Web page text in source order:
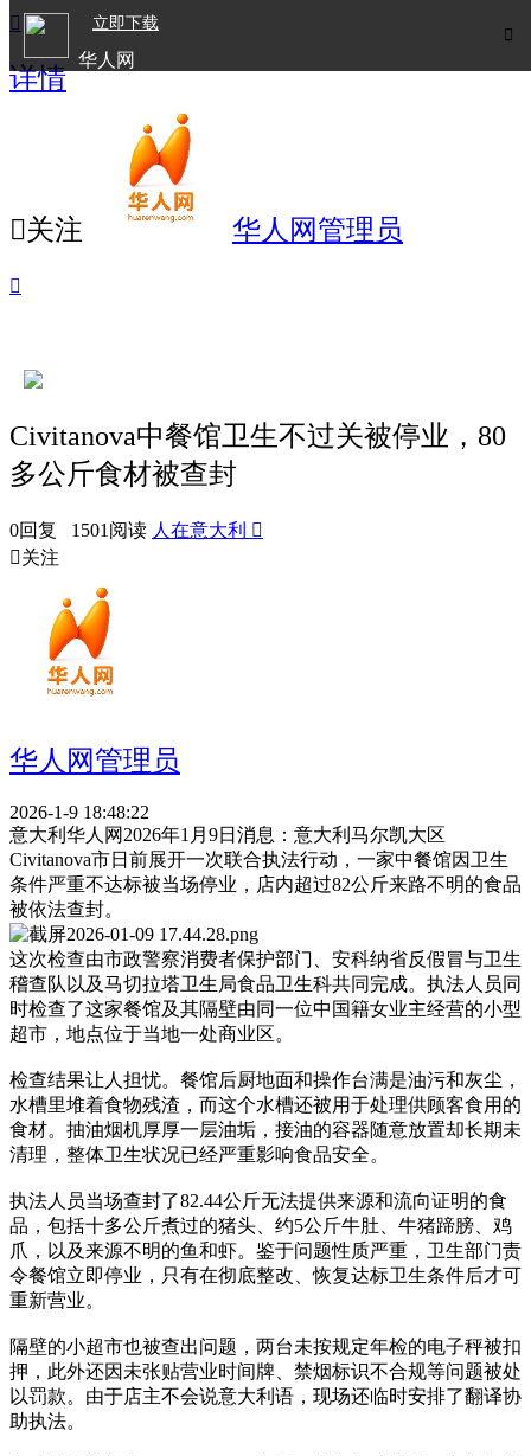

立即下载
华人网

详情
关注 华人网管理员

Civitanova中餐馆卫生不过关被停业，80
多公斤食材被查封
0回复 1501阅读 人在意大利 
关注
华人网管理员
2026-1-9 18:48:22
意大利华人网2026年1月9日消息：意大利马尔凯大区
Civitanova市日前展开一次联合执法行动，一家中餐馆因卫生
条件严重不达标被当场停业，店内超过82公斤来路不明的食品
被依法查封。
这次检查由市政警察消费者保护部门、安科纳省反假冒与卫生
稽查队以及马切拉塔卫生局食品卫生科共同完成。执法人员同
时检查了这家餐馆及其隔壁由同一位中国籍女业主经营的小型
超市，地点位于当地一处商业区。
检查结果让人担忧。餐馆后厨地面和操作台满是油污和灰尘，
水槽里堆着食物残渣，而这个水槽还被用于处理供顾客食用的
食材。抽油烟机厚厚一层油垢，接油的容器随意放置却长期未
清理，整体卫生状况已经严重影响食品安全。
执法人员当场查封了82.44公斤无法提供来源和流向证明的食
品，包括十多公斤煮过的猪头、约5公斤牛肚、牛猪蹄膀、鸡
爪，以及来源不明的鱼和虾。鉴于问题性质严重，卫生部门责
令餐馆立即停业，只有在彻底整改、恢复达标卫生条件后才可
重新营业。
隔壁的小超市也被查出问题，两台未按规定年检的电子秤被扣
押，此外还因未张贴营业时间牌、禁烟标识不合规等问题被处
以罚款。由于店主不会说意大利语，现场还临时安排了翻译协
助执法。